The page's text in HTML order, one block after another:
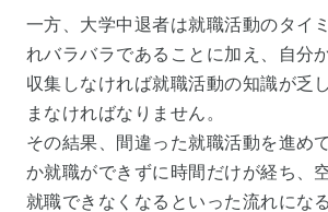
一方、大学中退者は就職活動のタイ
れバラバラであることに加え、自分
収集しなければ就職活動の知識が乏
まなければなりません。
その結果、間違った就職活動を進め
か就職ができずに時間だけが経ち、
就職できなくなるといった流れにな